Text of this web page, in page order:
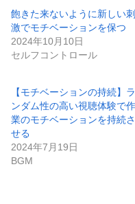
飽きた来ないように新しい刺
激でモチベーションを保つ
2024年10月10日
セルフコントロール
【モチベーションの持続】ラ
ンダム性の高い視聴体験で作
業のモチベーションを持続さ
せる
2024年7月19日
BGM